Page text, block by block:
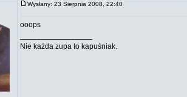
Wysłany: 23 Sierpnia 2008, 22:40
ooops
Nie każda zupa to kapuśniak.